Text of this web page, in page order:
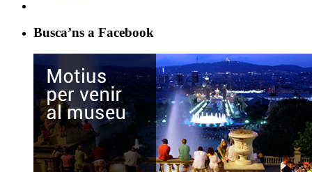
Busca’ns a Facebook